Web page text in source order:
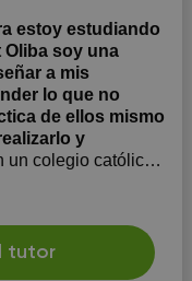
estoy estudiando
Oliba soy una
a mis
lo que no
de ellos mismo
y
un colegio católica
un grado en la
es una
a entender de la
enseñarles a
tutor